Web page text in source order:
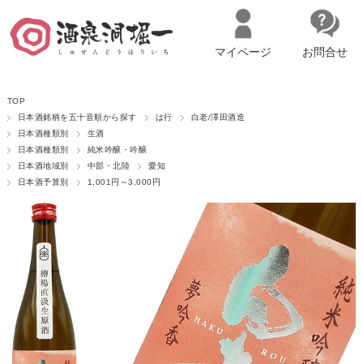
マイページへログイン
マイページ お問合せ
TOP
日本酒銘柄を五十音順から探す
は行
白老/澤田酒造
日本酒種類別
生酒
日本酒種類別
純米吟醸・吟醸
日本酒地域別
中部・北陸
愛知
日本酒予算別
1,001円～3,000円